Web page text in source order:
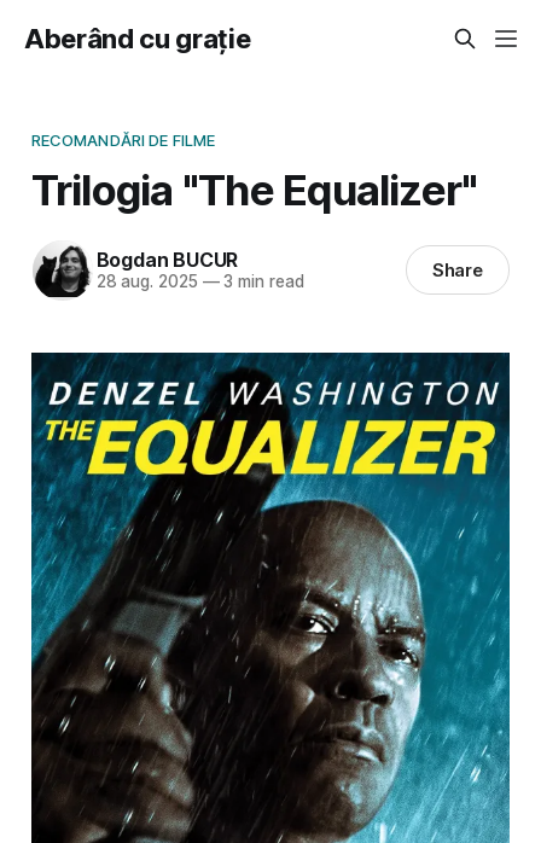
Aberând cu grație
RECOMANDĂRI DE FILME
Trilogia "The Equalizer"
Bogdan BUCUR
28 aug. 2025 —3 min read Share